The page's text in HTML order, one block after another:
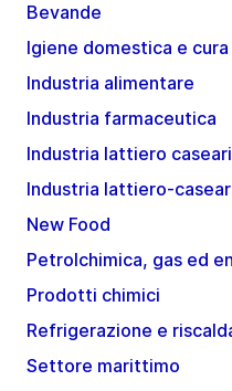
Bevande
Igiene domestica e
Industria alimentare
Industria farmaceutica
Industria lattiero
Industria lattiero-
New Food
Petrolchimica, gas ed
Prodotti chimici
Refrigerazione e
Settore marittimo